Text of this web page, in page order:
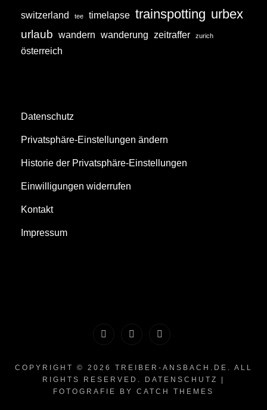
switzerland tee timelapse trainspotting urbex
urlaub wandern wanderung zeitraffer zurich
österreich
Datenschutz
Privatsphäre-Einstellungen ändern
Historie der Privatsphäre-Einstellungen
Einwilligungen widerrufen
Kontakt
Impressum
COPYRIGHT © 2026 TREIBER-ANSBACH.DE . ALL
RIGHTS RESERVED.
DATENSCHUTZ
FOTOGRAFIE BY CATCH THEMES